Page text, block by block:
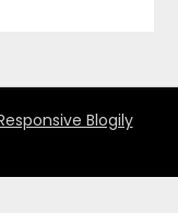
Blogily